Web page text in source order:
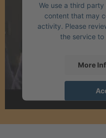
We use a third
content that may
activity. Please
the service to
More
powered by